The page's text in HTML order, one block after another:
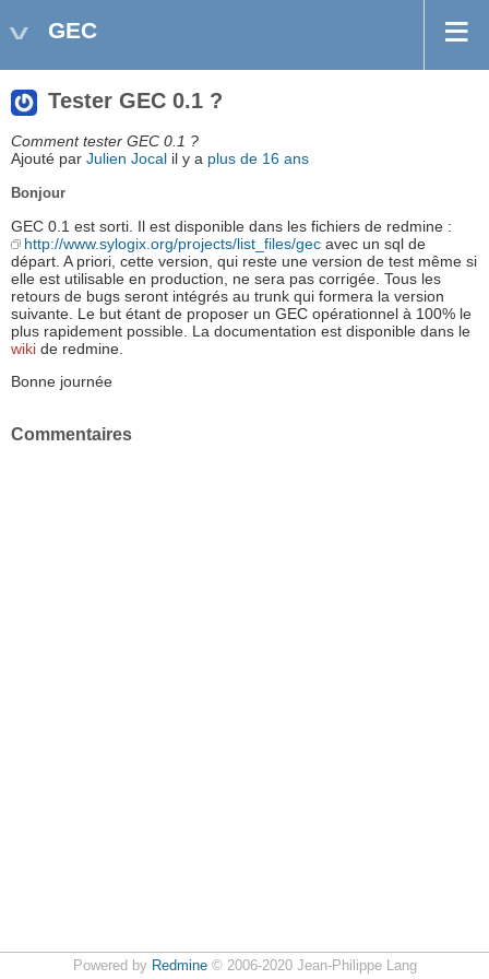
GEC
Tester GEC 0.1 ?
Comment tester GEC 0.1 ?
Ajouté par Julien Jocal il y a plus de 16 ans
Bonjour
GEC 0.1 est sorti. Il est disponible dans les fichiers de redmine :
http://www.sylogix.org/projects/list_files/gec avec un sql de
départ. A priori, cette version, qui reste une version de test même si
elle est utilisable en production, ne sera pas corrigée. Tous les
retours de bugs seront intégrés au trunk qui formera la version
suivante. Le but étant de proposer un GEC opérationnel à 100% le
plus rapidement possible. La documentation est disponible dans le
wiki de redmine.
Bonne journée
Commentaires
Powered by Redmine© 2006-2020 Jean-Philippe Lang